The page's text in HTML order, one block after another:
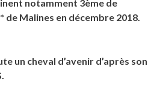
notamment 3ème de
de Malines en décembre 2018.
un cheval d’avenir d’après son